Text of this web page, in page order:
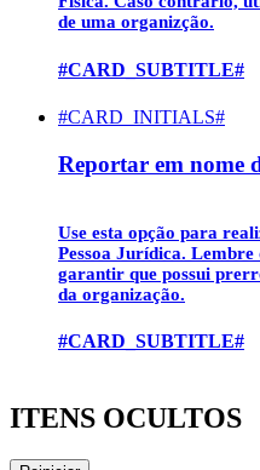
de uma organizção.
#CARD_SUBTITLE#
#CARD_INITIALS#
Reportar em nome
Use esta opção para
Pessoa Jurídica. Lembre
garantir que possui
da organização.
#CARD_SUBTITLE#
ITENS OCULTOS